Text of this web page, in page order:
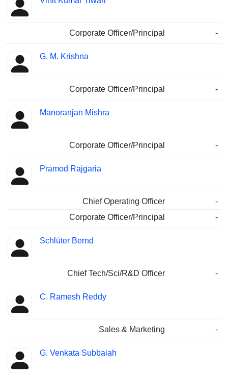
Corporate Officer/Principal -
G. M. Krishna
Corporate Officer/Principal -
Manoranjan Mishra
Corporate Officer/Principal -
Pramod Rajgaria
Chief Operating Officer
-
Corporate Officer/Principal
-
Schlüter Bernd
Chief Tech/Sci/R&D Officer -
C. Ramesh Reddy
Sales & Marketing -
G. Venkata Subbaiah